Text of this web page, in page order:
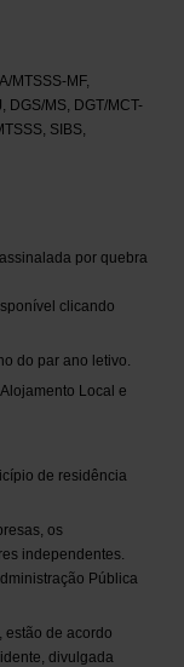
MTSSS-MF,
DGS/MS, DGT/MCT-
SIBS,
por quebra
clicando
do par ano letivo.
Local e
de residência
os
independentes.
Pública
estão de acordo
divulgada